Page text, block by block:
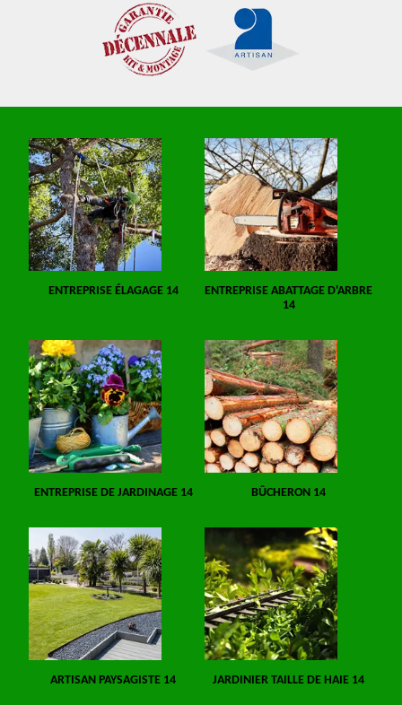
ENTREPRISE ÉLAGAGE 14
ENTREPRISE ABATTAGE D'ARBRE
14
ENTREPRISE DE JARDINAGE 14 BÛCHERON 14
ARTISAN PAYSAGISTE 14 JARDINIER TAILLE DE HAIE 14